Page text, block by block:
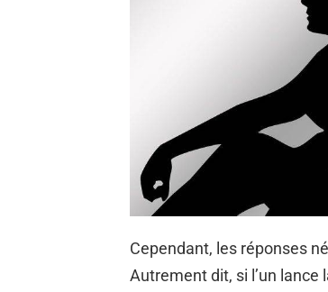
Cependant, les réponses
Autrement dit, si l’un lance